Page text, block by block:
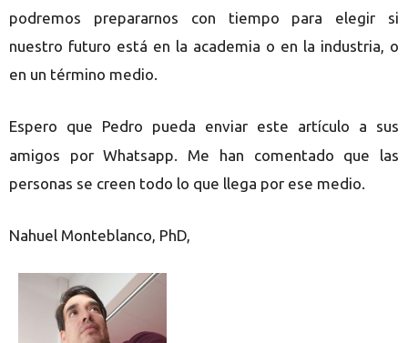
podremos prepararnos con tiempo para elegir si
nuestro futuro está en la academia o en la industria, o
en un término medio.
Espero que Pedro pueda enviar este artículo a sus
amigos por Whatsapp. Me han comentado que las
personas se creen todo lo que llega por ese medio.
Nahuel Monteblanco, PhD,